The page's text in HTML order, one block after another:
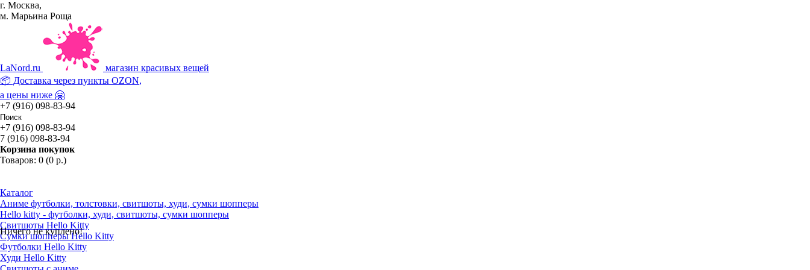
г. Москва,
м. Марьина Роща
LaNord.ru
магазин красивых вещей
📦 Доставка через пункты OZON,
а цены ниже 🤗
+7 (916) 098-83-94
+7 (916) 098-83-94
7 (916) 098-83-94
Корзина покупок
Товаров: 0 (0 р.)
Ничего не куплено!
Каталог
Аниме футболки, толстовки, свитшоты, худи, сумки шопперы
Hello kitty - футболки, худи, свитшоты, сумки шопперы
Свитшоты Hello Kitty
Сумки шопперы Hello Kitty
Футболки Hello Kitty
Худи Hello Kitty